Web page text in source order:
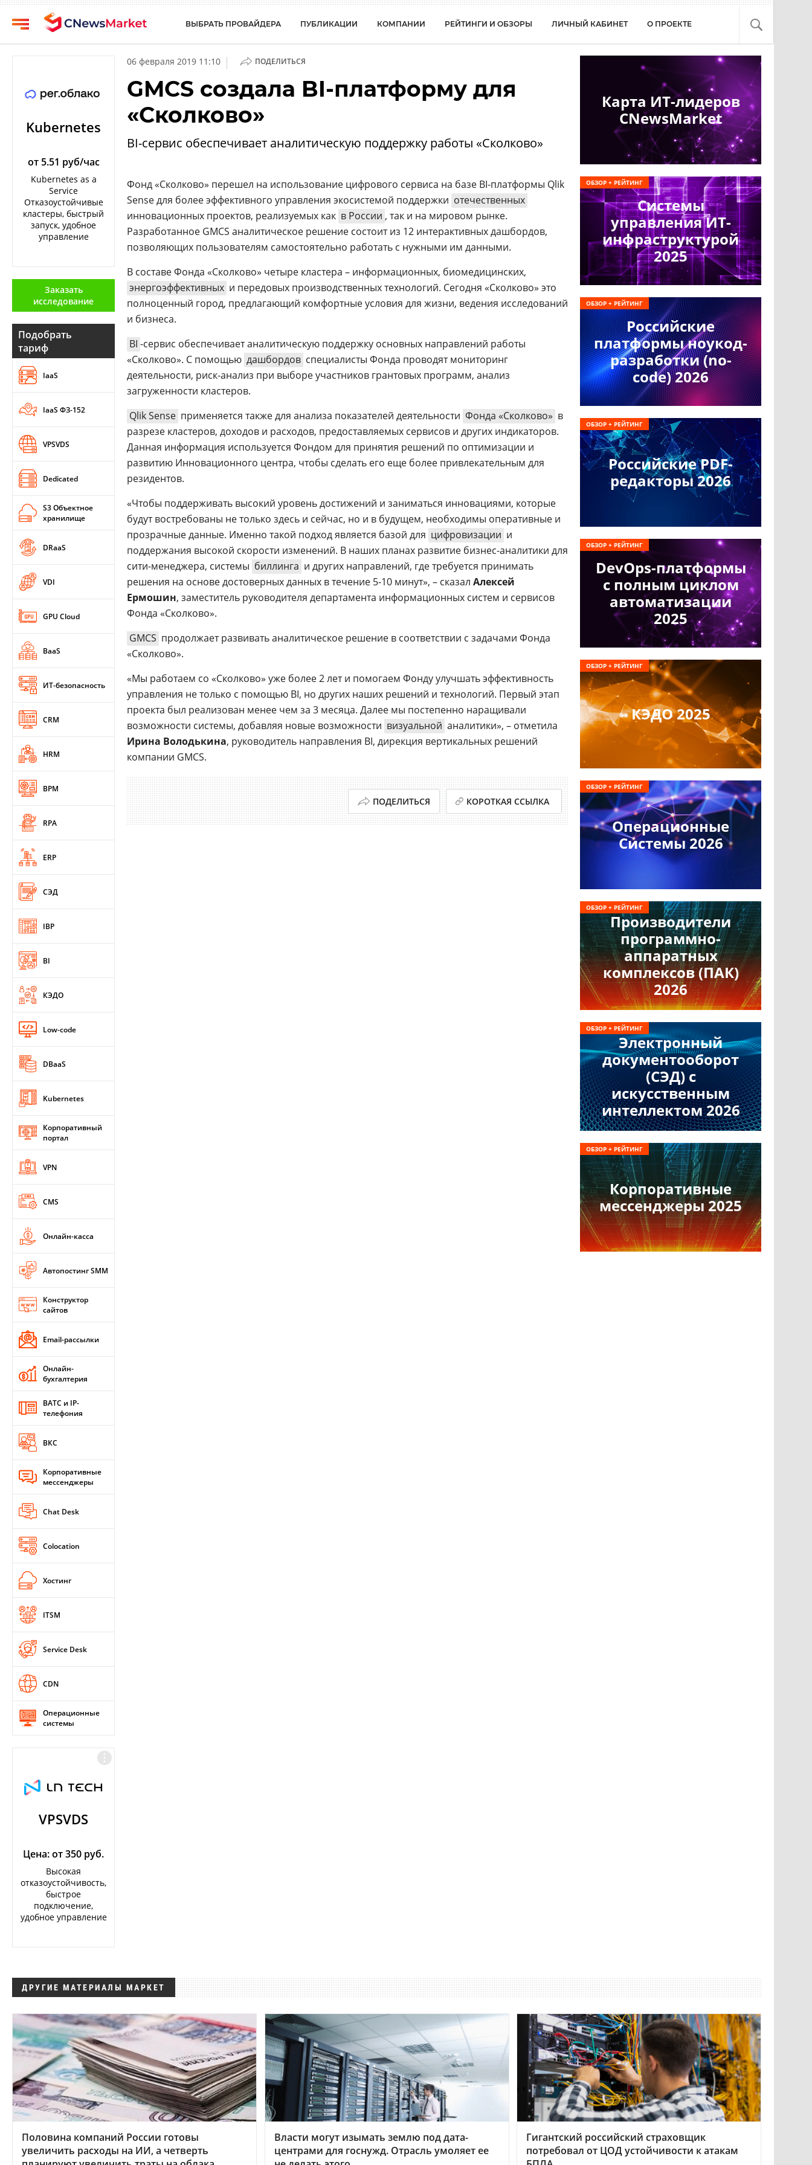
Публикации
обзоры
Личный
кабинет
проекте
Аналитика
Конференции
Техника
издании
Вакансии
Контакты
Telegram
Конференции
Техника
ВЫБРАТЬ ПРОВАЙДЕРА ПУБЛИКАЦИИ КОМПАНИИ РЕЙТИНГИ И ОБЗОРЫ ЛИЧНЫЙ КАБИНЕТ О ПРОЕКТЕ
Kubernetes
от 5.51 руб/час
Kubernetes as a
Service
Отказоустойчивые
кластеры, быстрый
запуск, удобное
управление
Заказать
исследование
Подобрать
тариф
IaaS
IaaS ФЗ-152
VPSVDS
Dedicated
S3 Объектное
хранилище
DRaaS
VDI
GPU Cloud
BaaS
ИТ-безопасность
CRM
HRM
BPM
RPA
ERP
СЭД
IBP
BI
КЭДО
Low-code
DBaaS
Kubernetes
Корпоративный
портал
VPN
CMS
Онлайн-касса
Автопостинг SMM
Конструктор
сайтов
Email-рассылки
Онлайн-
бухгалтерия
ВАТС и IP-
телефония
ВКС
Корпоративные
мессенджеры
Chat Desk
Colocation
Хостинг
ITSM
Service Desk
CDN
Операционные
системы
VPSVDS
Цена: от 350 руб.
Высокая
отказоустойчивость,
быстрое
подключение,
удобное управление
06 февраля 2019 11:10 | ПОДЕЛИТЬСЯ
GMCS создала BI-платформу для
«Сколково»
BI-сервис обеспечивает аналитическую поддержку работы «Сколково»
Фонд «Сколково» перешел на использование цифрового сервиса на базе BI-платформы Qlik
Sense для более эффективного управления экосистемой поддержки отечественных
инновационных проектов, реализуемых как в России , так и на мировом рынке.
Разработанное GMCS аналитическое решение состоит из 12 интерактивных дашбордов,
позволяющих пользователям самостоятельно работать с нужными им данными.
В составе Фонда «Сколково» четыре кластера – информационных, биомедицинских,
энергоэффективных и передовых производственных технологий. Сегодня «Сколково» это
полноценный город, предлагающий комфортные условия для жизни, ведения исследований
и бизнеса.
BI -сервис обеспечивает аналитическую поддержку основных направлений работы
«Сколково». С помощью дашбордов специалисты Фонда проводят мониторинг
деятельности, риск-анализ при выборе участников грантовых программ, анализ
загруженности кластеров.
Qlik Sense применяется также для анализа показателей деятельности Фонда «Сколково» в
разрезе кластеров, доходов и расходов, предоставляемых сервисов и других индикаторов.
Данная информация используется Фондом для принятия решений по оптимизации и
развитию Инновационного центра, чтобы сделать его еще более привлекательным для
резидентов.
«Чтобы поддерживать высокий уровень достижений и заниматься инновациями, которые
будут востребованы не только здесь и сейчас, но и в будущем, необходимы оперативные и
прозрачные данные. Именно такой подход является базой для цифровизации и
поддержания высокой скорости изменений. В наших планах развитие бизнес-аналитики для
сити-менеджера, системы биллинга и других направлений, где требуется принимать
решения на основе достоверных данных в течение 5-10 минут», – сказал Алексей
Ермошин, заместитель руководителя департамента информационных систем и сервисов
Фонда «Сколково».
GMCS продолжает развивать аналитическое решение в соответствии с задачами Фонда
«Сколково».
«Мы работаем со «Сколково» уже более 2 лет и помогаем Фонду улучшать эффективность
управления не только с помощью BI, но других наших решений и технологий. Первый этап
проекта был реализован менее чем за 3 месяца. Далее мы постепенно наращивали
возможности системы, добавляя новые возможности визуальной аналитики», – отметила
Ирина Володькина, руководитель направления BI, дирекция вертикальных решений
компании GMCS.
ПОДЕЛИТЬСЯ КОРОТКАЯ ССЫЛКА
Карта ИТ-лидеров
CNewsMarket
Системы
управления ИТ-
инфраструктурой
2025
ОБЗОР + РЕЙТИНГ
Российские
платформы ноукод-
разработки (no-
code) 2026
ОБЗОР + РЕЙТИНГ
Российские PDF-
редакторы 2026
ОБЗОР + РЕЙТИНГ
DevOps-платформы
с полным циклом
автоматизации
2025
ОБЗОР + РЕЙТИНГ
КЭДО 2025
ОБЗОР + РЕЙТИНГ
Операционные
Системы 2026
ОБЗОР + РЕЙТИНГ
Производители
программно-
аппаратных
комплексов (ПАК)
2026
ОБЗОР + РЕЙТИНГ
Электронный
документооборот
(СЭД) с
искусственным
интеллектом 2026
ОБЗОР + РЕЙТИНГ
Корпоративные
мессенджеры 2025
ОБЗОР + РЕЙТИНГ
ДРУГИЕ МАТЕРИАЛЫ МАРКЕТ
Половина компаний России готовы
увеличить расходы на ИИ, а четверть
Власти могут изымать землю под дата-
центрами для госнужд. Отрасль умоляет ее
Гигантский российский страховщик
потребовал от ЦОД устойчивости к атакам